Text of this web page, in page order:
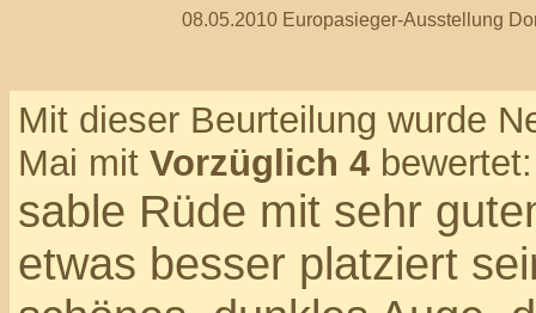
08.05.2010 Europasieger-Ausstellung
Mit dieser Beurteilung wurde
Mai mit Vorzüglich 4 bewertet:
sable Rüde mit sehr
etwas besser platziert